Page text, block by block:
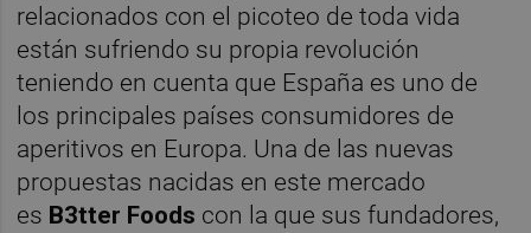
relacionados con el picoteo de toda vida
están sufriendo su propia revolución
teniendo en cuenta que España es uno de
los principales países consumidores de
aperitivos en Europa. Una de las nuevas
propuestas nacidas en este mercado
es B3tter Foods con la que sus fundadores,